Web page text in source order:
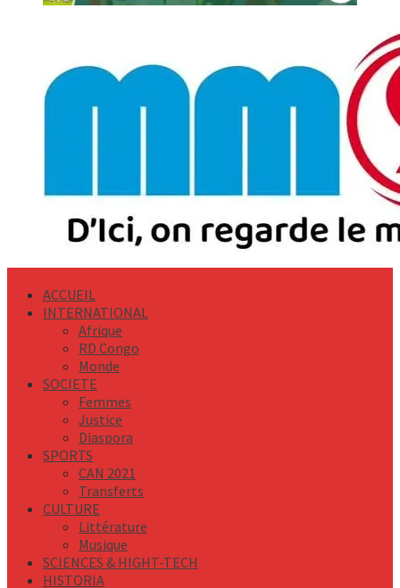
ACCUEIL
INTERNATIONAL
Afrique
RD Congo
Monde
SOCIETE
Femmes
Justice
Diaspora
SPORTS
CAN 2021
Transferts
CULTURE
Littérature
Musique
SCIENCES & HIGHT-TECH
HISTORIA